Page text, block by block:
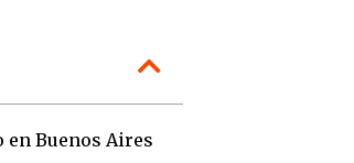
en Buenos Aires